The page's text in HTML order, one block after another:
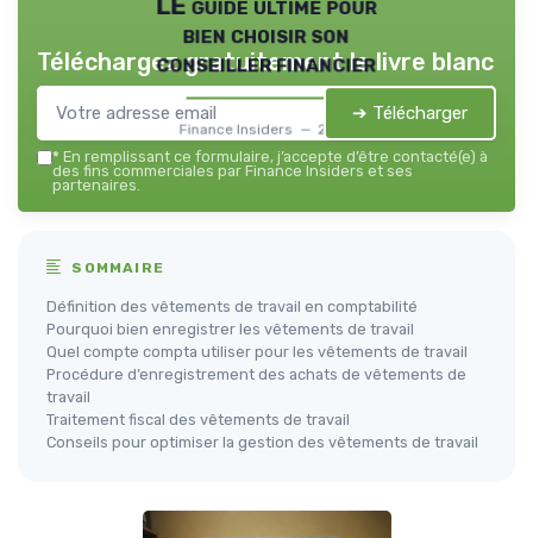
LE guide ultime pour
bien choisir son
conseiller financier
Finance Insiders — 2026
Téléchargez gratuitement le livre blanc
➔ Télécharger
* En remplissant ce formulaire, j’accepte d’être contacté(e) à
des fins commerciales par Finance Insiders et ses
partenaires.
SOMMAIRE
Définition des vêtements de travail en comptabilité
Pourquoi bien enregistrer les vêtements de travail
Quel compte compta utiliser pour les vêtements de travail
Procédure d’enregistrement des achats de vêtements de
travail
Traitement fiscal des vêtements de travail
Conseils pour optimiser la gestion des vêtements de travail